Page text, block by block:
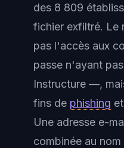
des 8 809
fichier exfiltré. Le
pas l'accès aux
passe n'ayant
Instructure —,
fins de phishing
Une adresse e-
combinée au